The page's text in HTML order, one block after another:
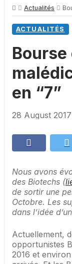
Actualités
ACTUALITÉS
en “7”
28 August 2017
Nous avons
des Biotechs (
de sortir une
Octobre. Les
dans l’idée
Actuellement,
opportunistes
2016 et